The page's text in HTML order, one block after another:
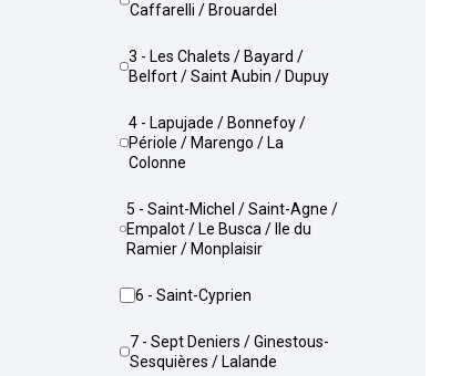
Caffarelli / Brouardel
3 - Les Chalets / Bayard /
Belfort / Saint Aubin / Dupuy
4 - Lapujade / Bonnefoy /
Périole / Marengo / La
Colonne
5 - Saint-Michel / Saint-Agne /
Empalot / Le Busca / Ile du
Ramier / Monplaisir
6 - Saint-Cyprien
7 - Sept Deniers / Ginestous-
Sesquières / Lalande